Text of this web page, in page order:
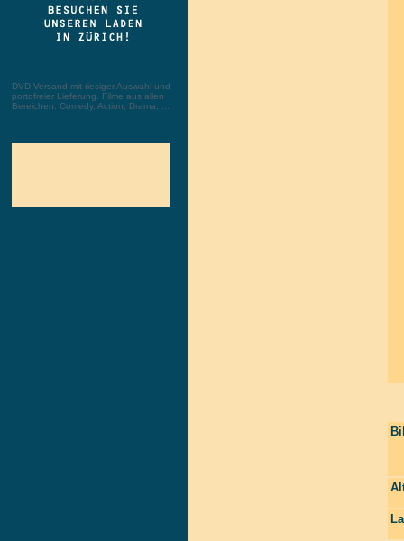
DVD Versand mit riesiger Auswahl und
portofreier Lieferung. Filme aus allen
Bereichen: Comedy, Action, Drama, ...